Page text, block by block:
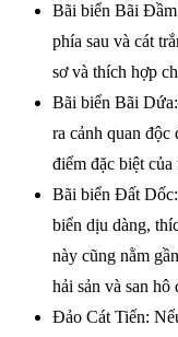
Bãi biển Bãi
phía sau và cát
sơ và thích hợp
Bãi biển Bãi
ra cảnh quan độc
điểm đặc biệt của
Bãi biển Đất
biển dịu dàng,
này cũng nằm
hải sản và san hô
Đảo Cát Tiến: